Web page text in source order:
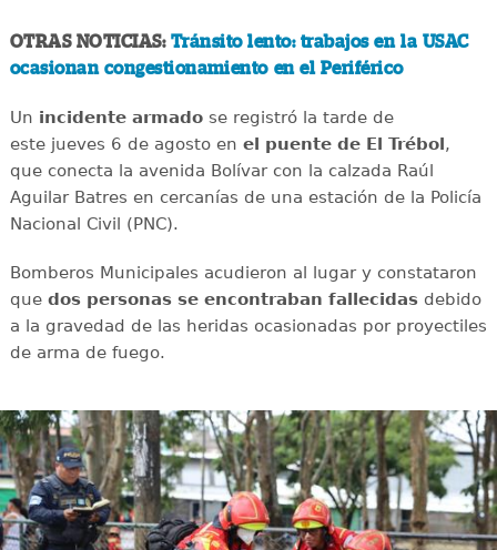
OTRAS NOTICIAS: Tránsito lento: trabajos en la USAC
ocasionan congestionamiento en el Periférico
Un incidente armadose registró la tarde de
este jueves 6 de agosto en el puente de El Trébol,
que conecta la avenida Bolívar con la calzada Raúl
Aguilar Batres en cercanías de una estación de la Policía
Nacional Civil (PNC).
Bomberos Municipales acudieron al lugar y constataron
que dos personas se encontraban fallecidasdebido
a la gravedad de las heridas ocasionadas por proyectiles
de arma de fuego.